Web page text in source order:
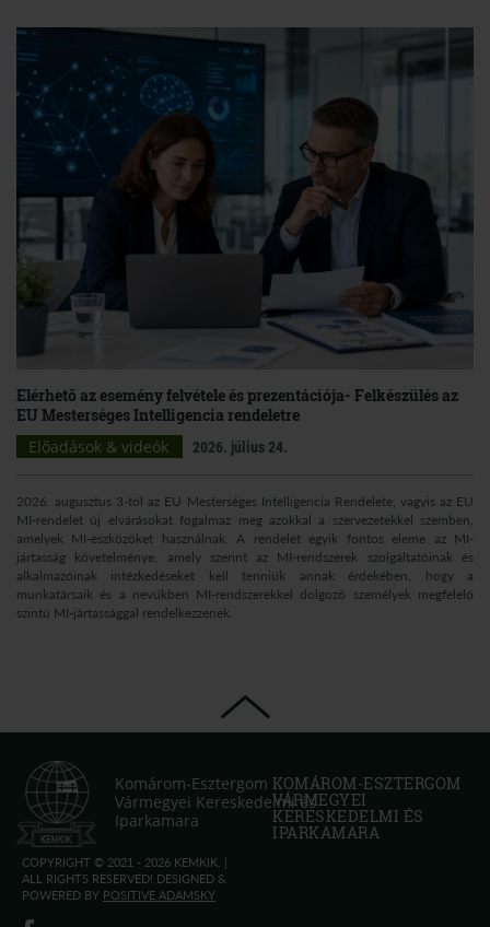
Elérhető az esemény felvétele és prezentációja- Felkészülés az
EU Mesterséges Intelligencia rendeletre
Előadások & videók
2026. július 24.
2026. augusztus 3-tól az EU Mesterséges Intelligencia Rendelete, vagyis az EU
MI-rendelet új elvárásokat fogalmaz meg azokkal a szervezetekkel szemben,
amelyek MI-eszközöket használnak. A rendelet egyik fontos eleme az MI-
jártasság követelménye, amely szerint az MI-rendszerek szolgáltatóinak és
alkalmazóinak intézkedéseket kell tenniük annak érdekében, hogy a
munkatársaik és a nevükben MI-rendszerekkel dolgozó személyek megfelelő
szintű MI-jártassággal rendelkezzenek.
Komárom-Esztergom
Vármegyei Kereskedelmi és
Iparkamara
COPYRIGHT © 2021 - 2026 KEMKIK. |
ALL RIGHTS RESERVED! DESIGNED &
POWERED BY POSITIVE ADAMSKY
KOMÁROM-ESZTERGOM
VÁRMEGYEI
KERESKEDELMI ÉS
IPARKAMARA